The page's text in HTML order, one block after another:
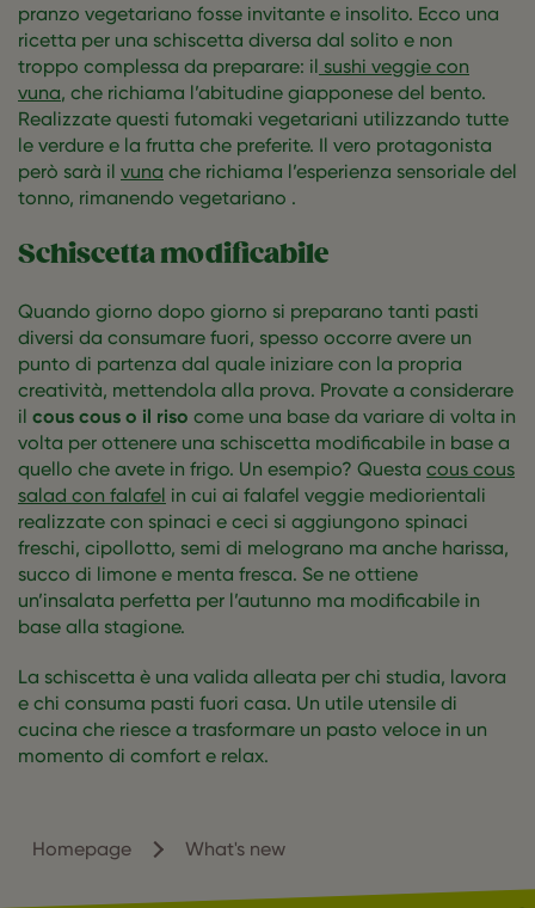
pranzo vegetariano fosse invitante e insolito. Ecco una
ricetta per una schiscetta diversa dal solito e non
troppo complessa da preparare: il sushi veggie con
vuna, che richiama l’abitudine giapponese del bento.
Realizzate questi futomaki vegetariani utilizzando tutte
le verdure e la frutta che preferite. Il vero protagonista
però sarà il vuna che richiama l’esperienza sensoriale del
tonno, rimanendo vegetariano .
Schiscetta modificabile
Quando giorno dopo giorno si preparano tanti pasti
diversi da consumare fuori, spesso occorre avere un
punto di partenza dal quale iniziare con la propria
creatività, mettendola alla prova. Provate a considerare
il cous cous o il riso come una base da variare di volta in
volta per ottenere una schiscetta modificabile in base a
quello che avete in frigo. Un esempio? Questa cous cous
salad con falafel in cui ai falafel veggie mediorientali
realizzate con spinaci e ceci si aggiungono spinaci
freschi, cipollotto, semi di melograno ma anche harissa,
succo di limone e menta fresca. Se ne ottiene
un’insalata perfetta per l’autunno ma modificabile in
base alla stagione.
La schiscetta è una valida alleata per chi studia, lavora
e chi consuma pasti fuori casa. Un utile utensile di
cucina che riesce a trasformare un pasto veloce in un
momento di comfort e relax.
Homepage What's new